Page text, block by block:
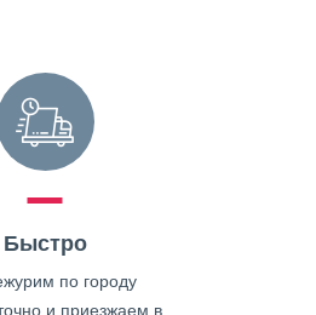
Быстро
по городу
и приезжаем в